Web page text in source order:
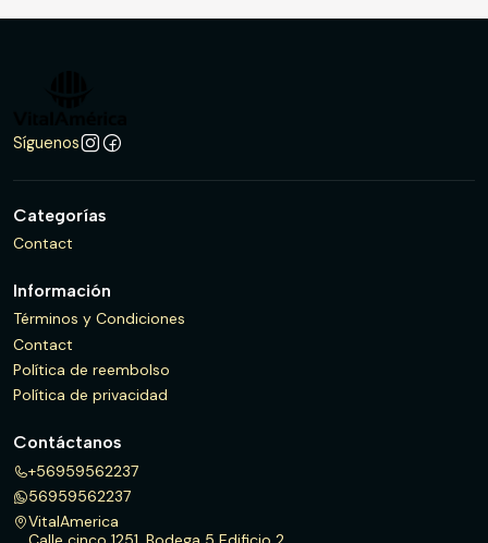
Síguenos
Categorías
Contact
Información
Términos y Condiciones
Contact
Política de reembolso
Política de privacidad
Contáctanos
+56959562237
56959562237
VitalAmerica